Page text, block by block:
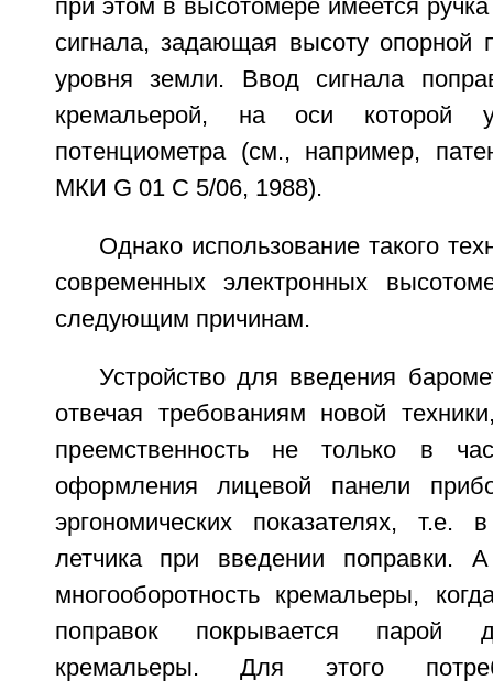
при этом в высотомере имеется
сигнала, задающая высоту опорной
уровня земли. Ввод сигнала
кремальерой, на оси которой
потенциометра (см., например,
МКИ G 01 C 5/06, 1988).
Однако использование такого
современных электронных
следующим причинам.
Устройство для введения
отвечая требованиям новой
преемственность не только в
оформления лицевой панели
эргономических показателях, т.е.
летчика при введении поправки.
многооборотность кремальеры,
поправок покрывается парой
кремальеры. Для этого